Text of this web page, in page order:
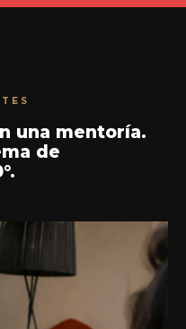
una mentoría.
de